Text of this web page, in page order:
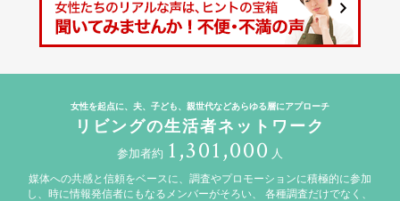
女性を起点に、夫、子ども、親世代などあらゆる層にアプローチ
リビングの生活者ネットワーク
参加者約 1,301,000 人
媒体への共感と信頼をベースに、調査やプロモーションに積極的に参加
し、時に情報発信者にもなるメンバーがそろい、
各種調査だけでなく、